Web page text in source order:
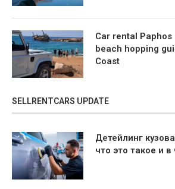
Car rental
beach hopping
Coast
SELLRENTCARS UPDATE
Детейлинг
что это такое и в